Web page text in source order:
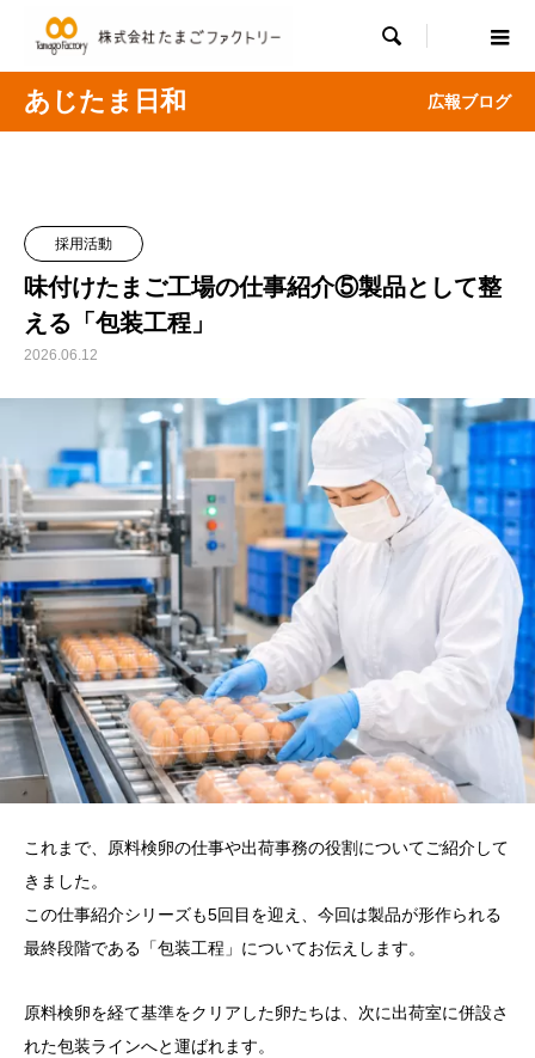

あじたま日和 広報ブログ
採用活動
味付けたまご工場の仕事紹介⑤製品として整
える「包装工程」
2026.06.12
これまで、原料検卵の仕事や出荷事務の役割についてご紹介して
きました。
この仕事紹介シリーズも5回目を迎え、今回は製品が形作られる
最終段階である「包装工程」についてお伝えします。
原料検卵を経て基準をクリアした卵たちは、次に出荷室に併設さ
れた包装ラインへと運ばれます。